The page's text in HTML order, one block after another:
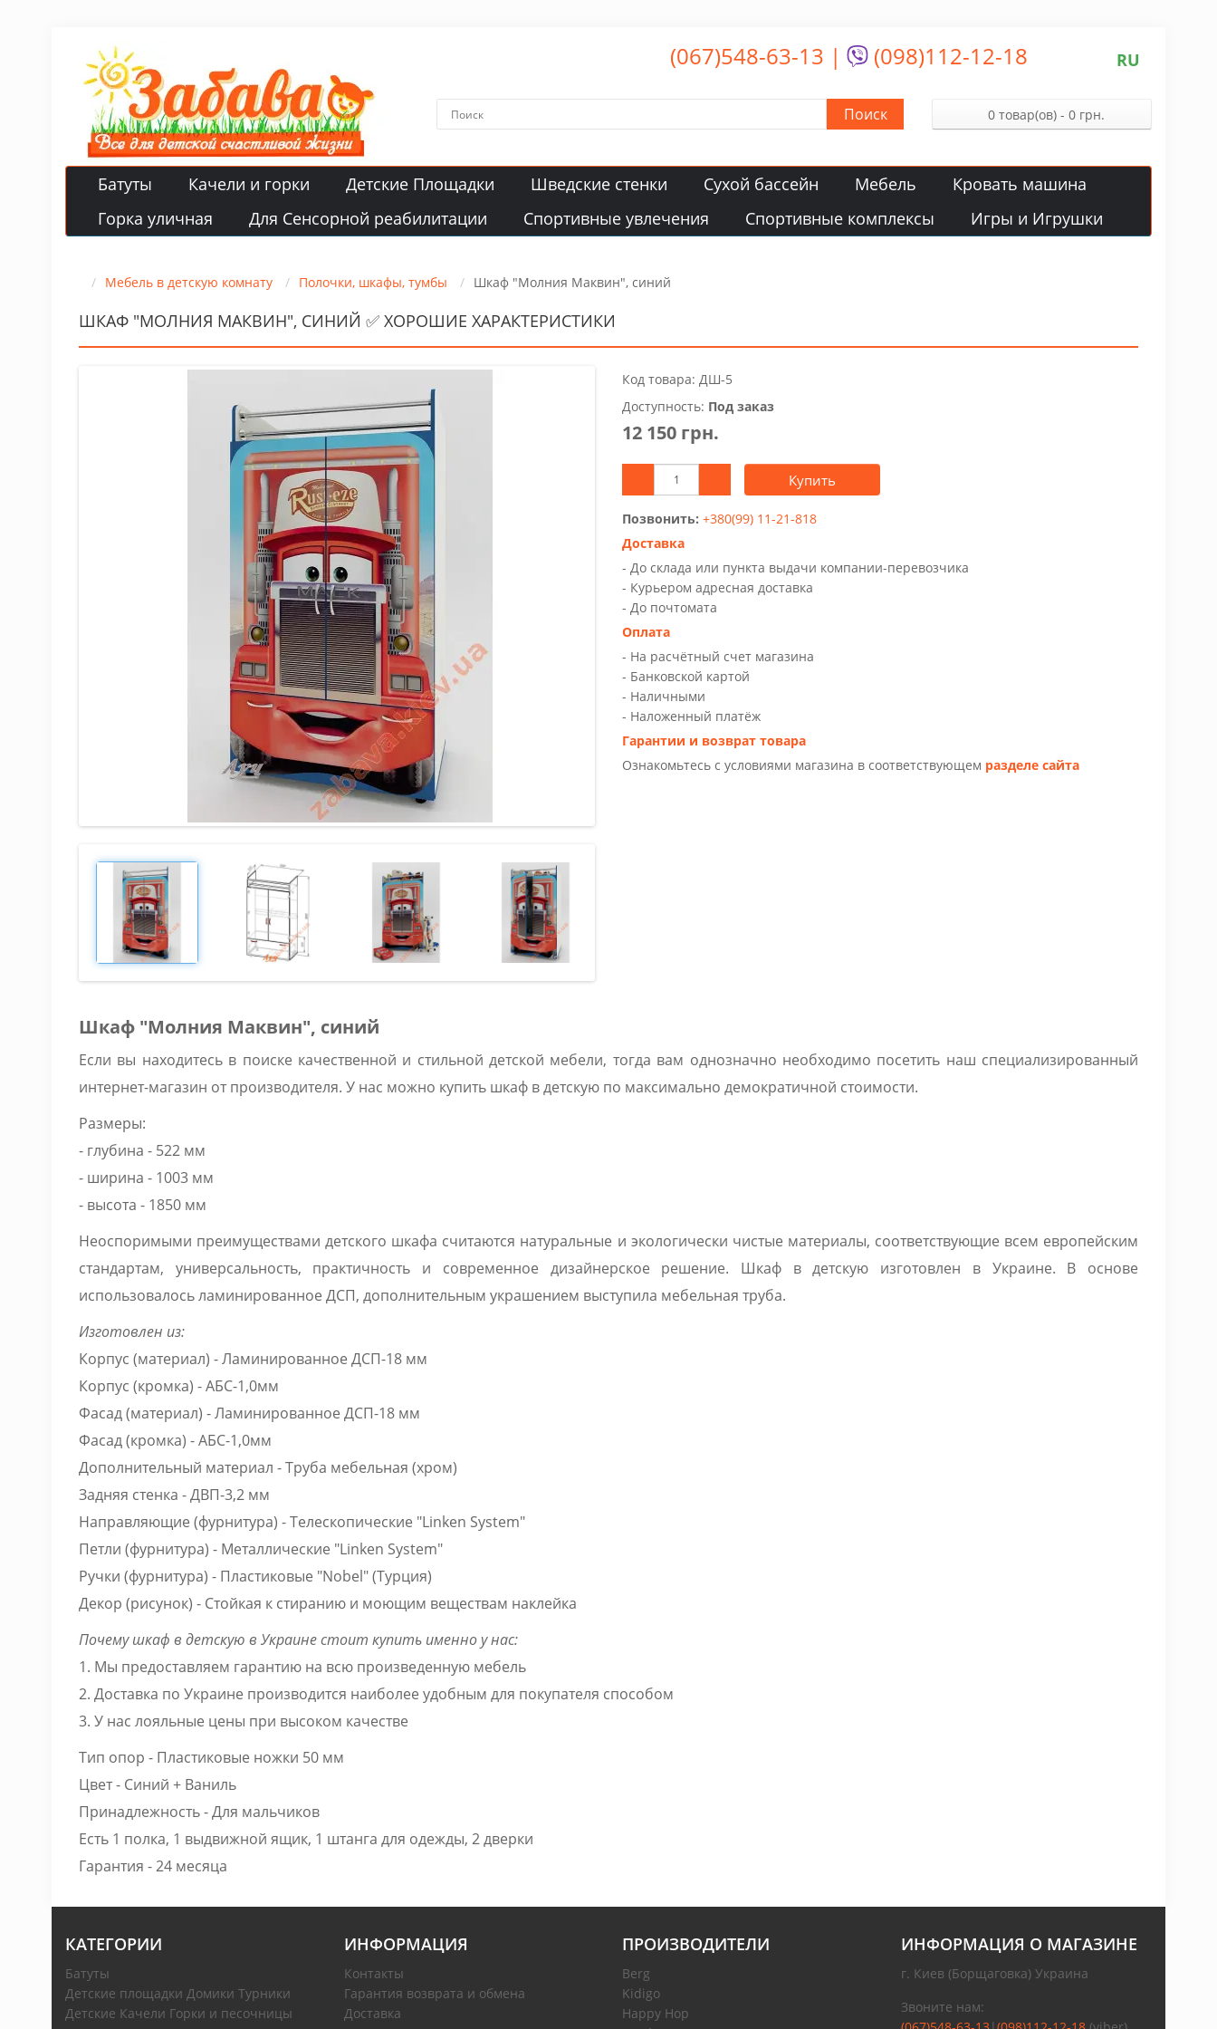
(067)548-63-13 | (098)112-12-18 RU
Поиск 0 товар(ов) - 0 грн.
Батуты Качели и горки Детские Площадки Шведские стенки Сухой бассейн Мебель
Кровать машина
Горка уличная
Для Сенсорной реабилитации Спортивные увлечения Спортивные комплексы Игры и Игрушки
Мебель в детскую комнату Полочки, шкафы, тумбы Шкаф "Молния Маквин", синий
ШКАФ "МОЛНИЯ МАКВИН", СИНИЙ ✅ ХОРОШИЕ ХАРАКТЕРИСТИКИ
Код товара: ДШ-5
Доступность: Под заказ
12 150 грн.
Купить
Позвонить: +380(99) 11-21-818
Доставка
- До склада или пункта выдачи компании-перевозчика
- Курьером адресная доставка
- До почтомата
Оплата
- На расчётный счет магазина
- Банковской картой
- Наличными
- Наложенный платёж
Гарантии и возврат товара
Ознакомьтесь с условиями магазина в соответствующем разделе сайта
Шкаф "Молния Маквин", синий
Если вы находитесь в поиске качественной и стильной детской мебели, тогда вам однозначно необходимо посетить наш специализированный
интернет-магазин от производителя. У нас можно купить шкаф в детскую по максимально демократичной стоимости.
Размеры:
- глубина - 522 мм
- ширина - 1003 мм
- высота - 1850 мм
Неоспоримыми преимуществами детского шкафа считаются натуральные и экологически чистые материалы, соответствующие всем европейским
стандартам, универсальность, практичность и современное дизайнерское решение. Шкаф в детскую изготовлен в Украине. В основе
использовалось ламинированное ДСП, дополнительным украшением выступила мебельная труба.
Изготовлен из:
Корпус (материал) - Ламинированное ДСП-18 мм
Корпус (кромка) - АБС-1,0мм
Фасад (материал) - Ламинированное ДСП-18 мм
Фасад (кромка) - АБС-1,0мм
Дополнительный материал - Труба мебельная (хром)
Задняя стенка - ДВП-3,2 мм
Направляющие (фурнитура) - Телескопические "Linken System"
Петли (фурнитура) - Металлические "Linken System"
Ручки (фурнитура) - Пластиковые "Nobel" (Турция)
Декор (рисунок) - Стойкая к стиранию и моющим веществам наклейка
Почему шкаф в детскую в Украине стоит купить именно у нас:
1. Мы предоставляем гарантию на всю произведенную мебель
2. Доставка по Украине производится наиболее удобным для покупателя способом
3. У нас лояльные цены при высоком качестве
Тип опор - Пластиковые ножки 50 мм
Цвет - Синий + Ваниль
Принадлежность - Для мальчиков
Есть 1 полка, 1 выдвижной ящик, 1 штанга для одежды, 2 дверки
Гарантия - 24 месяца
КАТЕГОРИИ
Батуты
Детские площадки Домики Турники
Детские Качели Горки и песочницы
ИНФОРМАЦИЯ
Контакты
Гарантия возврата и обмена
Доставка
ПРОИЗВОДИТЕЛИ
Berg
Kidigo
Happy Hop
ИНФОРМАЦИЯ О МАГАЗИНЕ
г. Киев (Борщаговка) Украина
Звоните нам: